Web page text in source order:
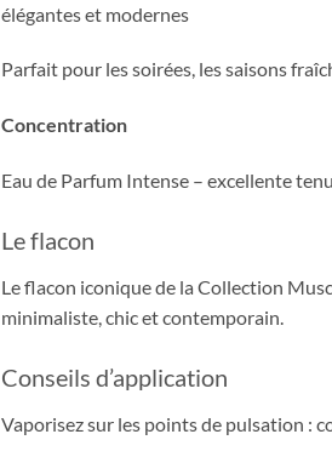
élégantes et modernes
Parfait pour les soirées, les saisons
Concentration
Eau de Parfum Intense – excellente
Le flacon
Le flacon iconique de la Collection
minimaliste, chic et contemporain.
Conseils d’application
Vaporisez sur les points de pulsation :